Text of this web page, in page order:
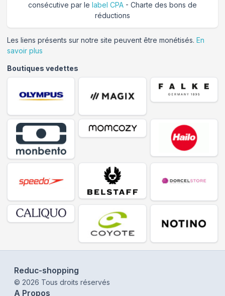
consécutive par le label CPA - Charte des bons de
réductions
Les liens présents sur notre site peuvent être monétisés. En
savoir plus
Boutiques vedettes
Reduc-shopping
© 2026 Tous droits réservés
A Propos